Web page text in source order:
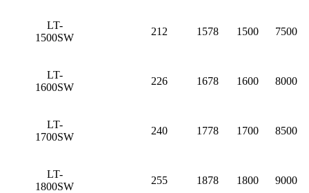
LT-
1500SW
212 1578 1500 7500
LT-
1600SW
226 1678 1600 8000
LT-
1700SW
240 1778 1700 8500
LT-
1800SW
255 1878 1800 9000